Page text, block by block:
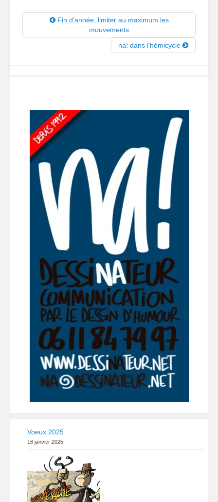
Fin d’année, limiter au maximum les
mouvements
na! dans l’hémicycle
Voeux 2025
16 janvier 2025